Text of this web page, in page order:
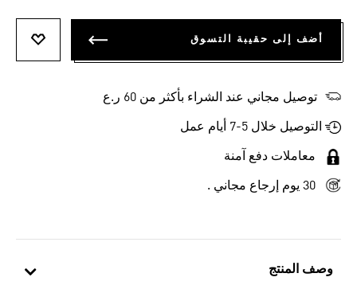
وصف المنتج
أضف إلى حقيبة التسوق
توصيل مجاني عند الشراء بأكثر من 60 ر.ع
التوصيل خلال 5-7 أيام عمل
معاملات دفع آمنة